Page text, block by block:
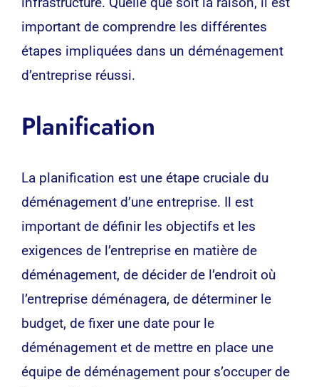
important de comprendre les différentes
étapes impliquées dans un déménagement
d’entreprise réussi.
Planification
La planification est une étape cruciale du
déménagement d’une entreprise. Il est
important de définir les objectifs et les
exigences de l’entreprise en matière de
déménagement, de décider de l’endroit où
l’entreprise déménagera, de déterminer le
budget, de fixer une date pour le
déménagement et de mettre en place une
équipe de déménagement pour s’occuper de